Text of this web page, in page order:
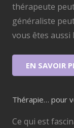
thérapeute
généraliste
vous êtes aussi
EN SAVOIR
Thérapie… pour
Ce qui est